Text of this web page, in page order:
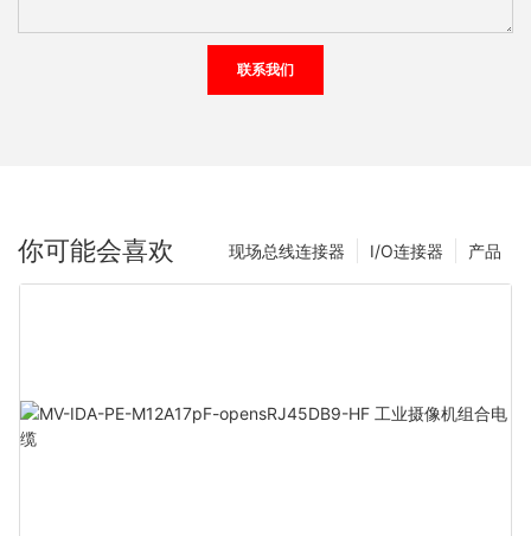
联系我们
你可能会喜欢 产品
I/O连接器
现场总线连接器